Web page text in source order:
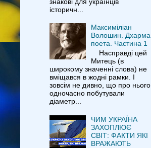
історичн...
Максиміліан
Волошин. Дхарма
поета. Частина 1
Насправді цей
Митець (в
широкому значенні слова) не
вміщався в жодні рамки. І
зовсім не дивно, що про нього
одночасно побутували
діаметр...
ЧИМ УКРАЇНА
ЗАХОПЛЮЄ
СВІТ: ФАКТИ ЯКІ
ВРАЖАЮТЬ